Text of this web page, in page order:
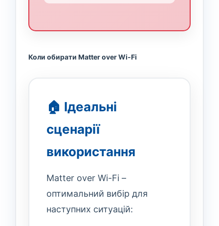
Коли обирати Matter over Wi-Fi
🏠 Ідеальні
сценарії
використання
Matter over Wi-Fi –
оптимальний вибір для
наступних ситуацій: